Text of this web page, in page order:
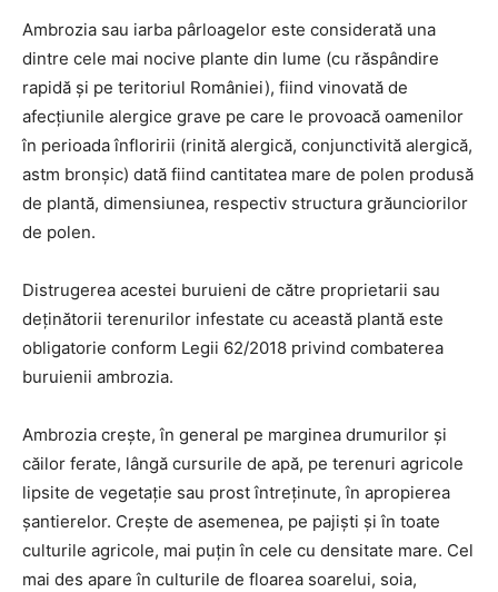
Ambrozia sau iarba pârloagelor este considerată una
dintre cele mai nocive plante din lume (cu răspândire
rapidă și pe teritoriul României), fiind vinovată de
afecțiunile alergice grave pe care le provoacă oamenilor
în perioada înfloririi (rinită alergică, conjunctivită alergică,
astm bronșic) dată fiind cantitatea mare de polen produsă
de plantă, dimensiunea, respectiv structura grăunciorilor
de polen.
Distrugerea acestei buruieni de către proprietarii sau
deținătorii terenurilor infestate cu această plantă este
obligatorie conform Legii 62/2018 privind combaterea
buruienii ambrozia.
Ambrozia crește, în general pe marginea drumurilor și
căilor ferate, lângă cursurile de apă, pe terenuri agricole
lipsite de vegetație sau prost întreținute, în apropierea
șantierelor. Crește de asemenea, pe pajiști și în toate
culturile agricole, mai puțin în cele cu densitate mare. Cel
mai des apare în culturile de floarea soarelui, soia,